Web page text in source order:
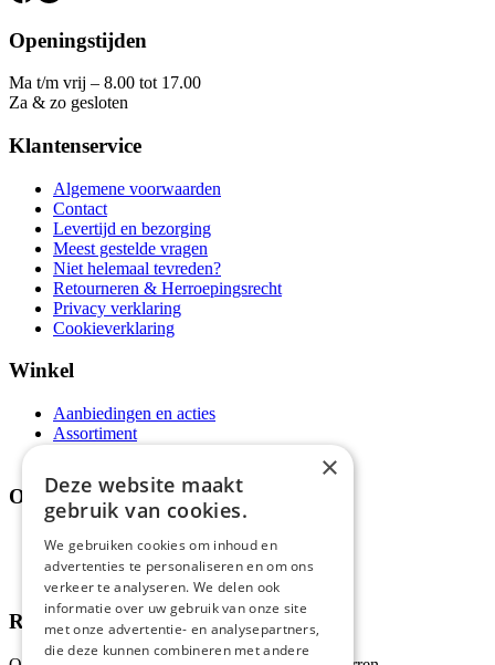
Openingstijden
Ma t/m vrij – 8.00 tot 17.00
Za & zo gesloten
Klantenservice
Algemene voorwaarden
Contact
Levertijd en bezorging
Meest gestelde vragen
Niet helemaal tevreden?
Retourneren & Herroepingsrecht
Privacy verklaring
Cookieverklaring
Winkel
Aanbiedingen en acties
Assortiment
Over ons
Wie zijn wij?
Recepten
Tips
Recensies
×
Deze website maakt
gebruik van cookies.
We gebruiken cookies om inhoud en
advertenties te personaliseren en om ons
verkeer te analyseren. We delen ook
informatie over uw gebruik van onze site
met onze advertentie- en analysepartners,
die deze kunnen combineren met andere